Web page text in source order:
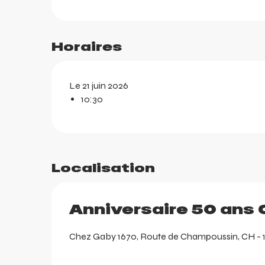
Horaires
Le 21 juin 2026
10:30
Localisation
Anniversaire 50 ans
Chez Gaby 1670, Route de Champoussin, CH -